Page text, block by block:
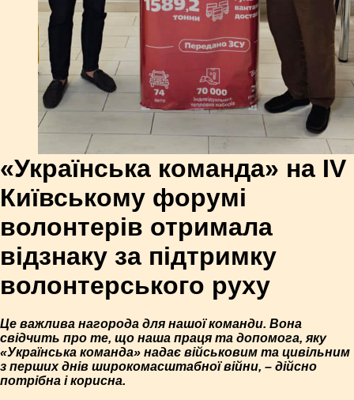
«Українська команда» на IV
Київському форумі
волонтерів отримала
відзнаку за підтримку
волонтерського руху
Це важлива нагорода для нашої команди. Вона
свідчить про те, що наша праця та допомога, яку
«Українська команда» надає військовим та цивільним
з перших днів широкомасштабної війни, – дійсно
потрібна і корисна.